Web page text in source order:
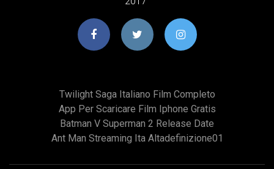
Twilight Saga Italiano Film Completo
App Per Scaricare Film Iphone Gratis
Batman V Superman 2 Release Date
Ant Man Streaming Ita Altadefinizione01